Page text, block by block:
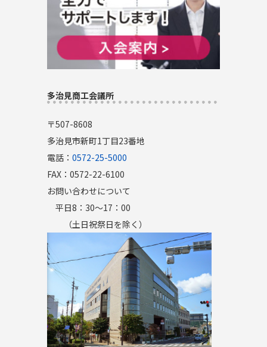
多治見商工会議所
〒507-8608
多治見市新町1丁目23番地
電話： 0572-25-5000
FAX：0572-22-6100
お問い合わせについて
平日8：30～17：00
（土日祝祭日を除く）